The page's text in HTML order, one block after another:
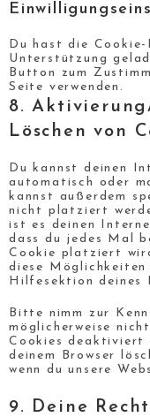
Du hast die
Unterstützung
Button zum
Seite verwenden.
8.
Löschen von
Du kannst deinen
automatisch oder
kannst außerdem
nicht platziert
ist es deinen
dass du jedes Mal
Cookie platziert
diese Möglichkeiten
Hilfesektion deines
Bitte nimm zur
möglicherweise
Cookies deaktiviert
deinem Browser
wenn du unsere
9. Deine